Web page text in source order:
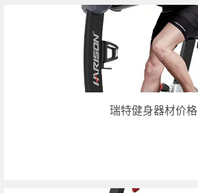
瑞特健身器材价格